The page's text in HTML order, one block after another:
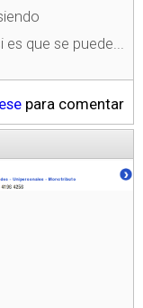
que se puede...
para comentar